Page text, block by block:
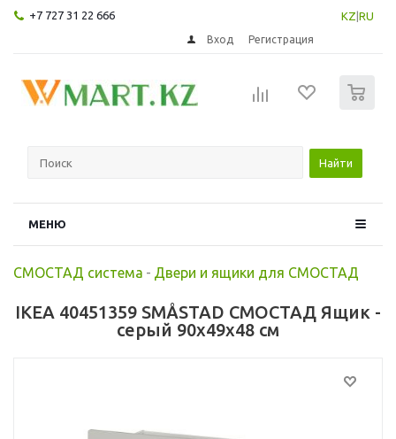
+7 727 31 22 666 KZ RU
Вход Регистрация
Найти
МЕНЮ
СМОСТАД система - Двери и ящики для СМОСТАД
IKEA 40451359 SMÅSTAD СМОСТАД Ящик -
серый 90x49x48 см